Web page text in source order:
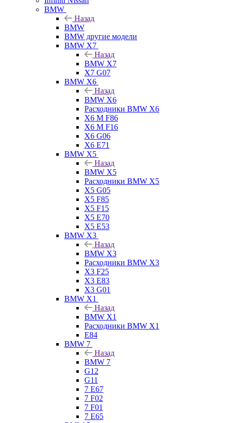
BMW
Назад
BMW
BMW другие модели
BMW X7
Назад
BMW X7
X7 G07
BMW X6
Назад
BMW X6
Расходники BMW X6
X6 M F86
X6 M F16
X6 G06
X6 E71
BMW X5
Назад
BMW X5
Расходники BMW X5
X5 G05
X5 F85
X5 F15
X5 E70
X5 E53
BMW X3
Назад
BMW X3
Расходники BMW X3
X3 F25
X3 E83
X3 G01
BMW X1
Назад
BMW X1
Расходники BMW X1
E84
BMW 7
Назад
BMW 7
G12
G11
7 Е67
7 F02
7 F01
7 E65